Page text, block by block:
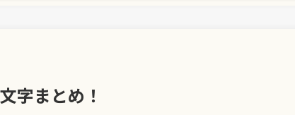
字まとめ！